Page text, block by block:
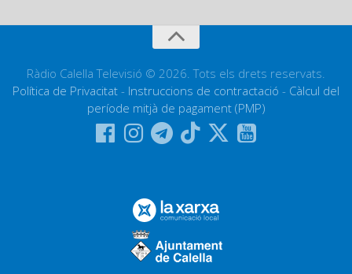
Ràdio Calella Televisió © 2026. Tots els drets reservats.
Política de Privacitat - Instruccions de contractació - Càlcul del
període mitjà de pagament (PMP)